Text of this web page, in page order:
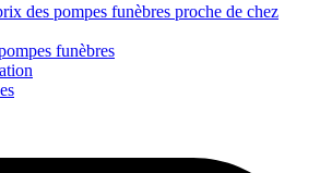
des pompes funèbres proche de chez
funèbres